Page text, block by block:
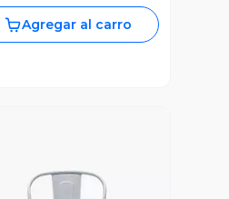
Agregar al carro